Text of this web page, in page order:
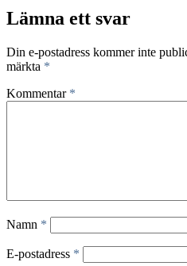
Lämna ett svar
Din e-postadress kommer inte
märkta *
Kommentar *
Namn *
E-postadress *